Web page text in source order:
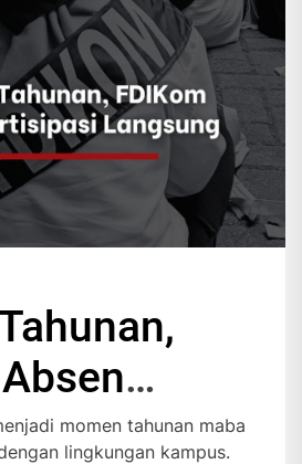
Langsung
momen tahunan maba
lingkungan kampus.